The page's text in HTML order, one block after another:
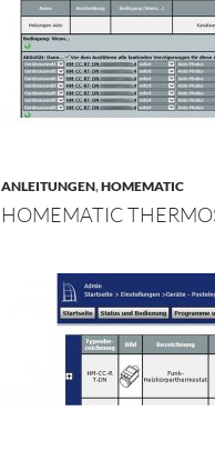
ANLEITUNGEN,HOMEMATIC
HOMEMATIC